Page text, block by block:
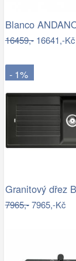
16459,-16641,-Kč
- 1%
7965,-7965,-Kč